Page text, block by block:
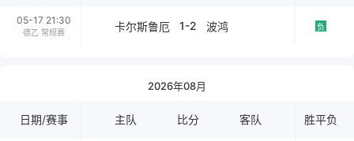
05-17 21:30
德乙 常规赛 卡尔斯鲁厄 1-2 波鸿 负
2026年08月
日期/赛事 主队 比分 客队 胜平负